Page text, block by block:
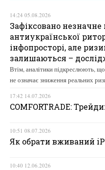
14:24 05.08.2026
Зафіксовано незначне
антиукраїнської
інфопросторі, але
залишаються –
Втім, аналітики підкреслюють,
не означає зниження реальних
17:42 14.07.2026
COMFORTRADE:
10:51 08.07.2026
Як обрати вживаний
10:40 12.06.2026